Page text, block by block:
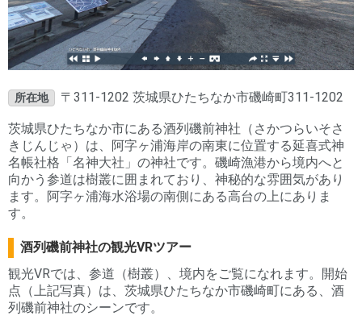
所在地 〒311-1202 茨城県ひたちなか市磯崎町311-1202
茨城県ひたちなか市にある酒列磯前神社（さかつらいそさ
きじんじゃ）は、阿字ヶ浦海岸の南東に位置する延喜式神
名帳社格「名神大社」の神社です。磯崎漁港から境内へと
向かう参道は樹叢に囲まれており、神秘的な雰囲気があり
ます。阿字ヶ浦海水浴場の南側にある高台の上にありま
す。
酒列磯前神社の観光VRツアー
観光VRでは、参道（樹叢）、境内をご覧になれます。開始
点（上記写真）は、茨城県ひたちなか市磯崎町にある、酒
列磯前神社のシーンです。